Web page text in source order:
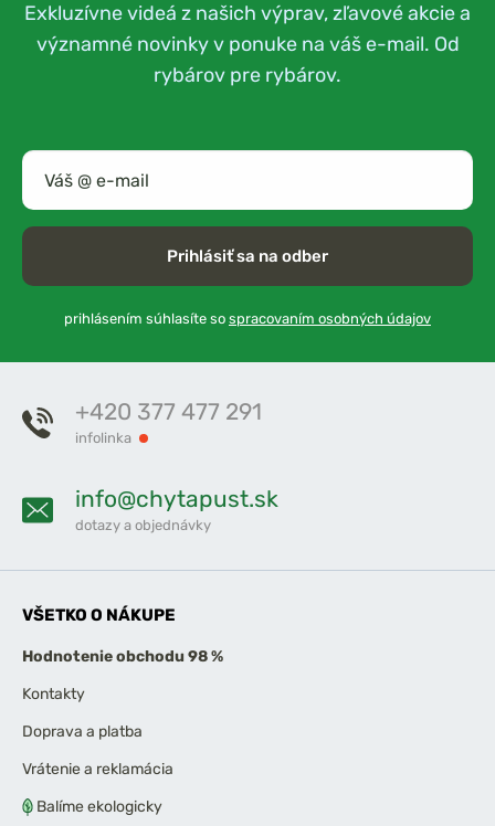
Exkluzívne videá z našich výprav, zľavové akcie a
významné novinky v ponuke na váš e-mail. Od
rybárov pre rybárov.
Prihlásiť sa na odber
prihlásením súhlasíte so spracovaním osobných údajov
+420 377 477 291
infolinka
info@chytapust.sk
dotazy a objednávky
VŠETKO O NÁKUPE
Hodnotenie obchodu 98 %
Kontakty
Doprava a platba
Vrátenie a reklamácia
Balíme ekologicky